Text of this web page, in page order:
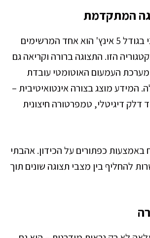
המתקדמת
צג ה-LCD הצבעוני בגודל 5 אינץ' הוא אחד המרשימים
הזו. התצוגה ברורה וקריאה גם
העמעום האוטומטי עובדת
המידע מוצג בצורה אינטואיטיבית –
דיגיטלי, טמפרטורה חיצונית
באמצעות כפתורים על הכידון. אהבתי
להחליף בין מצבי תצוגה שונים תוך